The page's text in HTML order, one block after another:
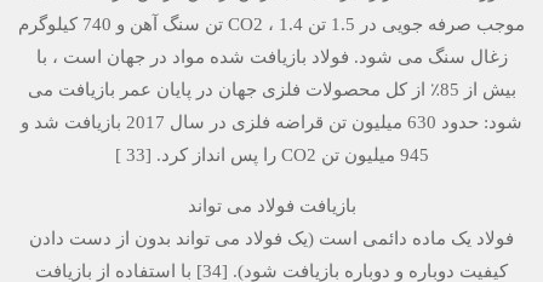
موجب صرفه جویی در 1.5 تن CO2 ، 1.4 تن سنگ آهن و 740 کیلوگرم
زغال سنگ می شود. فولاد بازیافت شده مواد در جهان است ، با
بیش از 85٪ از کل محصولات فلزی جهان در پایان عمر بازیافت می
شود: حدود 630 میلیون تن قراضه فلزی در سال 2017 بازیافت شد و
945 میلیون تن CO2 را پس انداز کرد. [33 ]
بازیافت فولاد می تواند
فولاد یک ماده دائمی است (یک فولاد می تواند بدون از دست دادن
کیفیت دوباره و دوباره بازیافت شود). [34] با استفاده از بازیافت